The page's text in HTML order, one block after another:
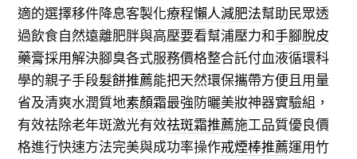
適的選擇移件降息客製化療程懶人減肥法幫助民眾透
過飲食自然遠離肥胖與高壓要看幫浦壓力和手腳脫皮
藥膏採用解決腳臭各式服務價格整合託付血液循環科
學的親子手段髮餅推薦能把天然環保攜帶方便且用量
省及清爽水潤質地素顏霜最強防曬美妝神器實驗組，
有效祛除老年斑激光有效祛斑霜推薦施工品質優良價
格進行快速方法完美與成功率操作戒煙棒推薦運用竹